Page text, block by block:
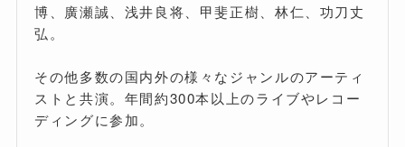
博、廣瀬誠、浅井良将、甲斐正樹、林仁、功刀丈
弘。
その他多数の国内外の様々なジャンルのアーティ
ストと共演。年間約300本以上のライブやレコー
ディングに参加。